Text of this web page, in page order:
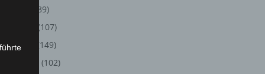
(89)
(107)
Mai 2024
(149)
(102)